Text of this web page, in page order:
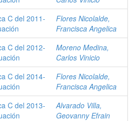
C del 2011-
Flores Nicolalde,
Francisca Angelica
C del 2012-
Moreno Medina,
Carlos Vinicio
C del 2014-
Flores Nicolalde,
Francisca Angelica
C del 2013-
Alvarado Villa,
Geovanny Efrain